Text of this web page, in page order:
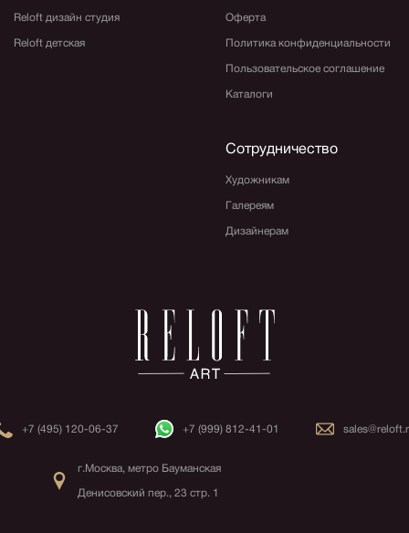
Reloft дизайн студия
Reloft детская
Оферта
Политика конфиденциальности
Пользовательское соглашение
Каталоги
Сотрудничество
Художникам
Галереям
Дизайнерам
+7 (495) 120-06-37 +7 (999) 812-41-01
г.Москва, метро Бауманская
Денисовский пер., 23 стр. 1